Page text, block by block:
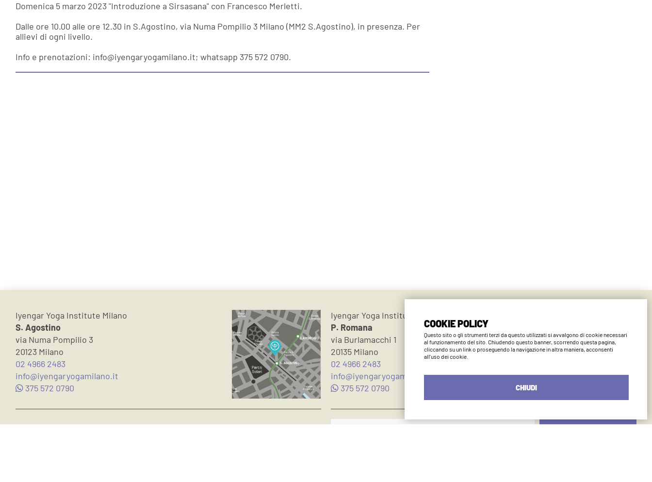
COOKIE POLICY
Questo sito o gli strumenti terzi da questo utilizzati si avvalgono di cookie necessari
al funzionamento del sito. Chiudendo questo banner, scorrendo questa pagina,
cliccando su un link o proseguendo la navigazione in altra maniera, acconsenti
all'uso dei cookie.
CHIUDI
Domenica 5 marzo 2023 "Introduzione a Sirsasana" con Francesco Merletti.
Dalle ore 10.00 alle ore 12.30 in S.Agostino, via Numa Pompilio 3 Milano (MM2 S.Agostino), in presenza. Per
allievi di ogni livello.
Info e prenotazioni: info@iyengaryogamilano.it; whatsapp 375 572 0790.
Iyengar Yoga Institute Milano
S. Agostino
via Numa Pompilio 3
20123 Milano
02 4966 2483
info@iyengaryogamilano.it
375 572 0790
Iyengar Yoga Institute Milano
P. Romana
via Burlamacchi 1
20135 Milano
02 4966 2483
info@iyengaryogamilano.it
375 572 0790
Iscriviti alla nostra newsletter: